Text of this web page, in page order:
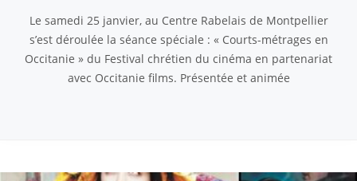
Le samedi 25 janvier, au Centre Rabelais de Montpellier
s’est déroulée la séance spéciale : « Courts-métrages en
Occitanie » du Festival chrétien du cinéma en partenariat
avec Occitanie films. Présentée et animée